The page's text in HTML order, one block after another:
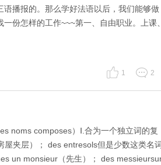
播报的。那么学好法语以后，我们能够做
份怎样的工作~~~第一、自由职业。上课
1 2
noms composes）Ⅰ.合为一个独立词的复
夹层）； des entresols但是少数这类名
un monsieur（先生）； des